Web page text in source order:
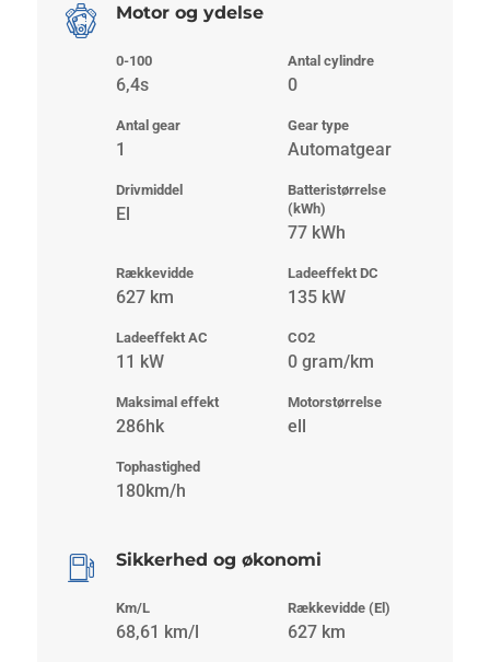
Motor og ydelse
0-100
6,4s
Antal cylindre
0
Antal gear
1
Gear type
Automatgear
Drivmiddel
El
Batteristørrelse
(kWh)
77 kWh
Rækkevidde
627 km
Ladeeffekt DC
135 kW
Ladeeffekt AC
11 kW
CO2
0 gram/km
Maksimal effekt
286hk
Motorstørrelse
ell
Tophastighed
180km/h
Sikkerhed og økonomi
Km/L
68,61 km/l
Rækkevidde (El)
627 km